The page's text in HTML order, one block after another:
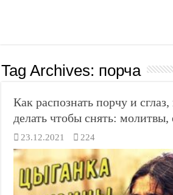
Tag Archives: порча
Как распознать порчу и
делать чтобы снять: молитвы,
23.12.2021 224